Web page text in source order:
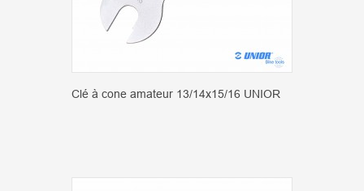
Clé à cone amateur 13/14x15/16 UNIOR